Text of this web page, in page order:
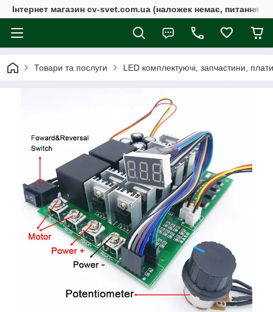
Інтернет магазин cv-svet.com.ua (наложек немає, питання у
Товари та послуги LED комплектуючі, запчастини,